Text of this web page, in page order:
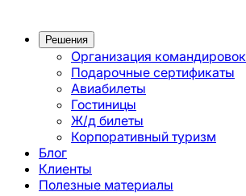
Решения
Организация командировок
Подарочные сертификаты
Авиабилеты
Гостиницы
Ж/д билеты
Корпоративный туризм
Блог
Клиенты
Полезные материалы